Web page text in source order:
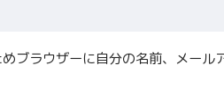
ブラウザーに自分の名前、メール